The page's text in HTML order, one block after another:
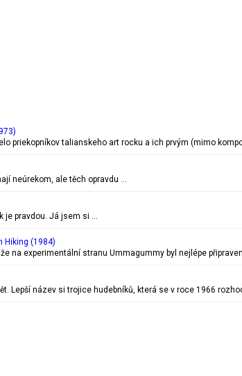
priekopníkov talianskeho art rocku a ich prvým (mimo
neúrekom, ale těch opravdu …
je pravdou. Já jsem si …
Hiking (1984)
na experimentální stranu Ummagummy byl nejlépe
Lepší název si trojice hudebníků, která se v roce 1966